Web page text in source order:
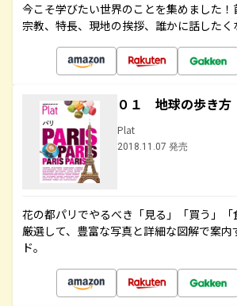
今こそ学びたい世界のことを集めました！
宗教、特長、現地の挨拶、誰かに話したく
０１ 地球の歩き
Plat
2018.11.07 発売
花の都パリでやるべき「見る」「買う」
厳選して、豊富な写真と詳細な図解で案内
ド。